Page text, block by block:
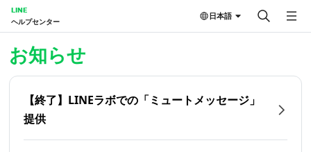
LINE
ヘルプセンター
日本語
お知らせ
【終了】LINEラボでの「ミュートメッセージ」
提供